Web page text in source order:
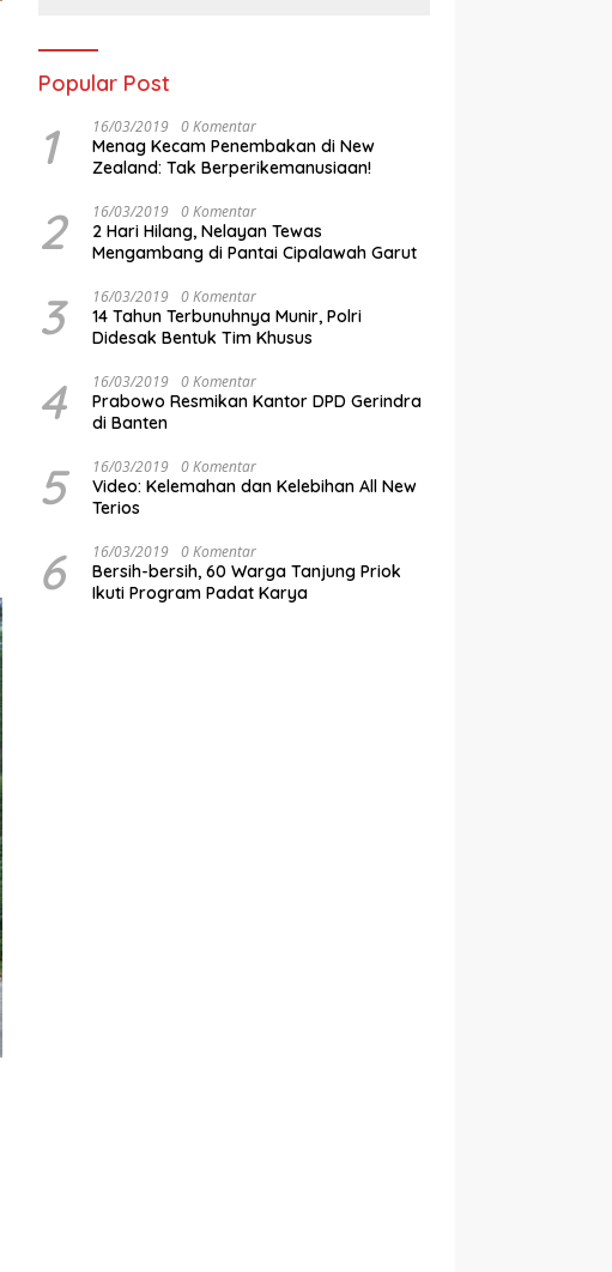
Popular Post
1 16/03/2019 0 Komentar
Menag Kecam Penembakan di New
Zealand: Tak Berperikemanusiaan!
2 16/03/2019 0 Komentar
2 Hari Hilang, Nelayan Tewas
Mengambang di Pantai Cipalawah Garut
3 16/03/2019 0 Komentar
14 Tahun Terbunuhnya Munir, Polri
Didesak Bentuk Tim Khusus
4 16/03/2019 0 Komentar
Prabowo Resmikan Kantor DPD Gerindra
di Banten
5 16/03/2019 0 Komentar
Video: Kelemahan dan Kelebihan All New
Terios
6 16/03/2019 0 Komentar
Bersih-bersih, 60 Warga Tanjung Priok
Ikuti Program Padat Karya